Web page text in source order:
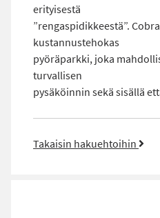
erityisestä
”rengaspidikkeestä”.
kustannustehokas
pyöräparkki, joka
turvallisen
pysäköinnin sekä sisällä
Takaisin hakuehtoihin